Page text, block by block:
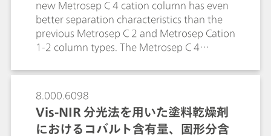
new Metrosep C 4 cation column has even
better separation characteristics than the
previous Metrosep C 2 and Metrosep Cation
1-2 column types. The Metrosep C 4
which leads to a better separation of the
number of theoretical plates per meter was
noticeably higher than that obtained on the
Metrosep C 2 or C 1-2 column. Additionally
8.000.6098
Vis-NIR 分光法を用いた塗料乾燥剤
におけるコバルト含有量、固形分含